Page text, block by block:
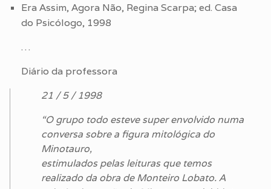
Era Assim, Agora Não, Regina Scarpa; ed. Casa
do Psicólogo, 1998
…
Diário da professora
21 / 5 / 1998
“O grupo todo esteve super envolvido numa
conversa sobre a figura mitológica do
Minotauro,
estimulados pelas leituras que temos
realizado da obra de Monteiro Lobato. A